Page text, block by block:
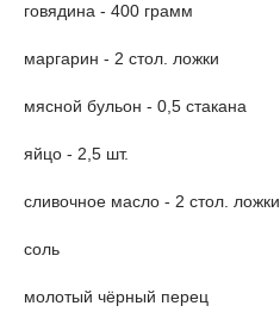
говядина - 400 грамм
маргарин - 2 стол. ложки
мясной бульон - 0,5 стакана
яйцо - 2,5 шт.
сливочное масло - 2 стол. ложки
соль
молотый чёрный перец